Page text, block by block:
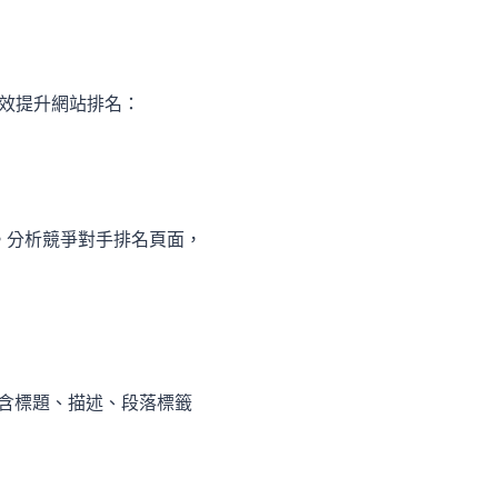
提升網站排名：
析競爭對手排名頁面，
標題、描述、段落標籤